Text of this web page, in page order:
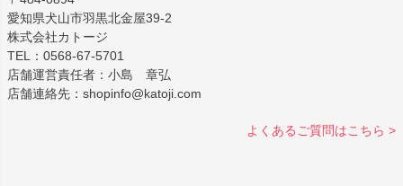
愛知県犬山市羽黒北金屋39-2
株式会社カトージ
TEL：0568-67-5701
店舗運営責任者：小島 章弘
店舗連絡先：shopinfo@katoji.com
よくあるご質問はこちら >